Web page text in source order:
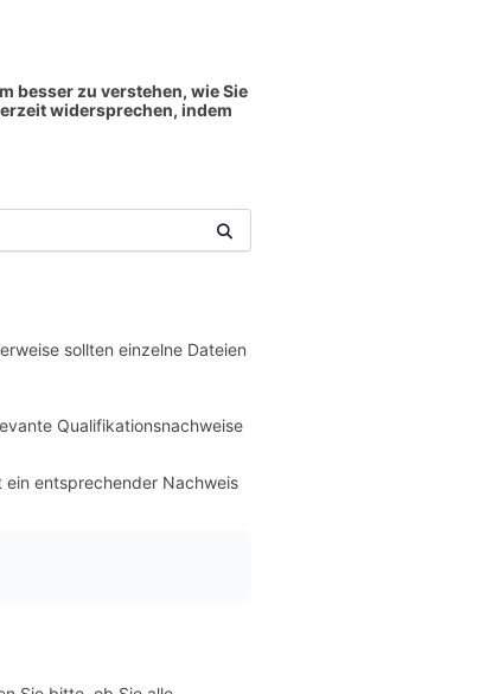
besser zu verstehen, wie Sie
widersprechen, indem
sollten einzelne Dateien
Qualifikationsnachweise
ein entsprechender Nachweis